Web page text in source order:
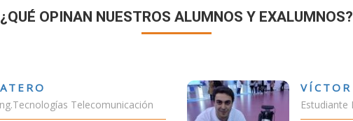
¿QUÉ OPINAN NUESTROS ALUMNOS Y EXALUMNOS?
VÍCTOR SÁNCHEZ VALENCIA
Estudiante Doble Grado Teleco-ADE